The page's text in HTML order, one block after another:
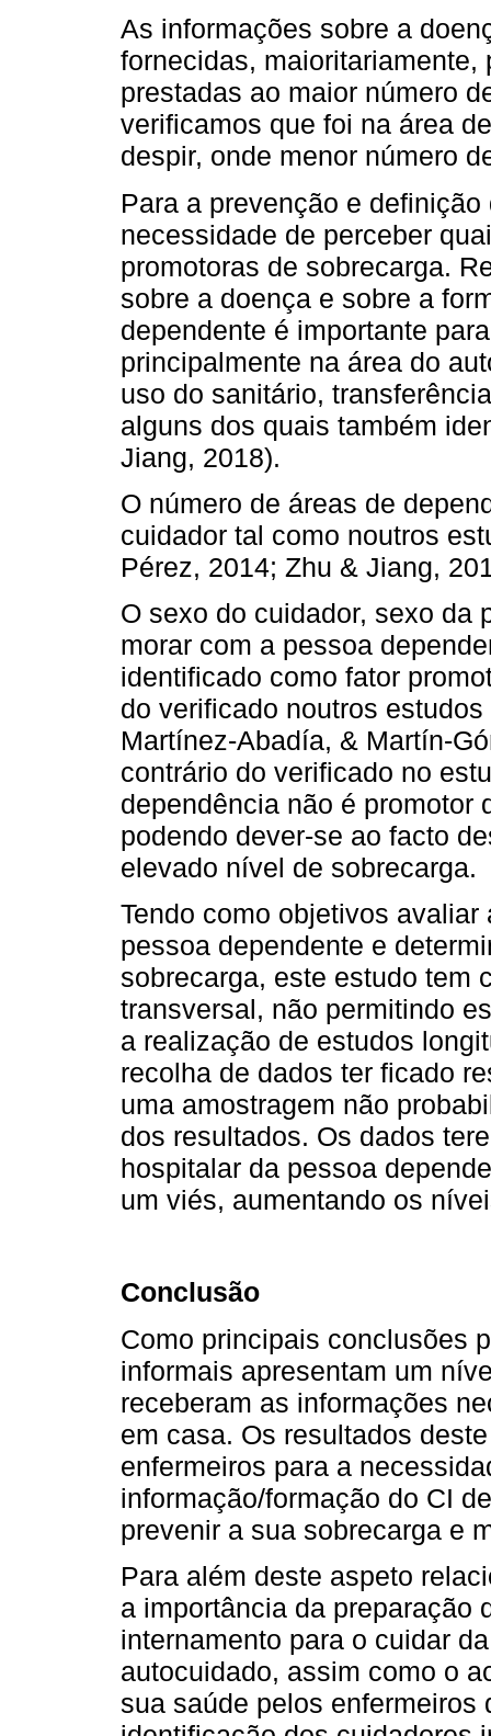
As informações sobre a
fornecidas,
prestadas ao maior número
verificamos que foi na área
despir, onde menor número
Para a prevenção e
necessidade de perceber
promotoras de sobrecarga.
sobre a doença e sobre a
dependente é importante
principalmente na área do
uso do sanitário,
alguns dos quais também
Jiang, 2018).
O número de áreas de
cuidador tal como noutros
Pérez, 2014; Zhu & Jiang,
O sexo do cuidador, sexo da
morar com a pessoa
identificado como fator
do verificado noutros
Martínez-Abadía, & Martín-
contrário do verificado no
dependência não é promotor
podendo dever-se ao facto
elevado nível de sobrecarga.
Tendo como objetivos
pessoa dependente e
sobrecarga, este estudo tem
transversal, não permitindo
a realização de estudos
recolha de dados ter ficado
uma amostragem não
dos resultados. Os dados
hospitalar da pessoa
um viés, aumentando os
Conclusão
Como principais conclusões
informais apresentam um
receberam as informações
em casa. Os resultados
enfermeiros para a
informação/formação do CI
prevenir a sua sobrecarga e
Para além deste aspeto
a importância da preparação
internamento para o cuidar
autocuidado, assim como o
sua saúde pelos enfermeiros